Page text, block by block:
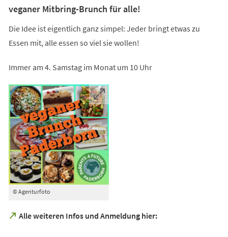
veganer Mitbring-Brunch für alle!
Die Idee ist eigentlich ganz simpel: Jeder bringt etwas zu
Essen mit, alle essen so viel sie wollen!
Immer am 4. Samstag im Monat um 10 Uhr
© Agenturfoto
Alle weiteren Infos und Anmeldung hier:
(Öffnet